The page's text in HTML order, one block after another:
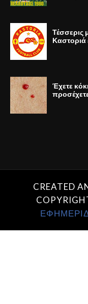
Τέσσερις
Καστοριά
Έχετε
CREATED